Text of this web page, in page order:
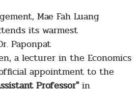
Mae Fah Luang
its warmest
Paponpat
a lecturer in the Economics
appointment to the
Professor"in